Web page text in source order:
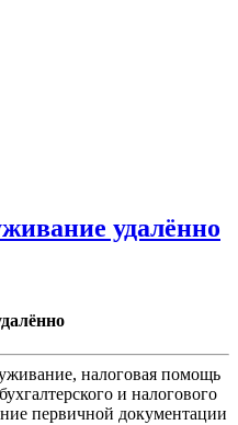
удалённо
налоговая помощь
и налогового
первичной документации